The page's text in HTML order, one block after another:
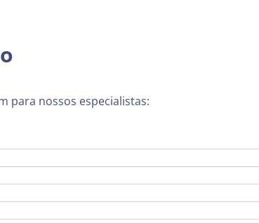
para nossos especialistas: